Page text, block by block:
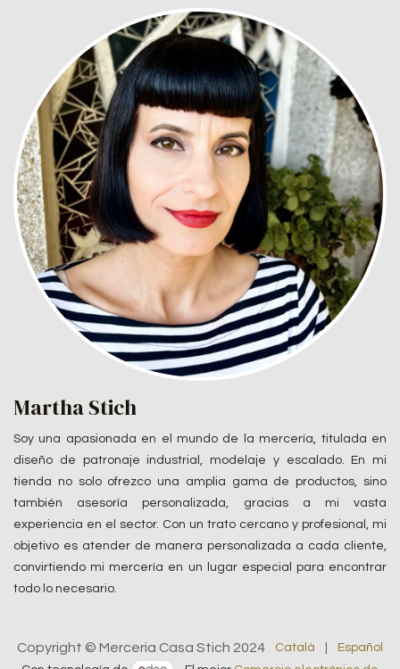
Martha Stich
Soy una apasionada en el mundo de la mercería, titulada en
diseño de patronaje industrial, modelaje y escalado. En mi
tienda no solo ofrezco una amplia gama de productos, sino
también asesoría personalizada, gracias a mi vasta
experiencia en el sector. Con un trato cercano y profesional, mi
objetivo es atender de manera personalizada a cada cliente,
convirtiendo mi mercería en un lugar especial para encontrar
todo lo necesario.
Copyright © Merceria Casa Stich 2024 Català
Español